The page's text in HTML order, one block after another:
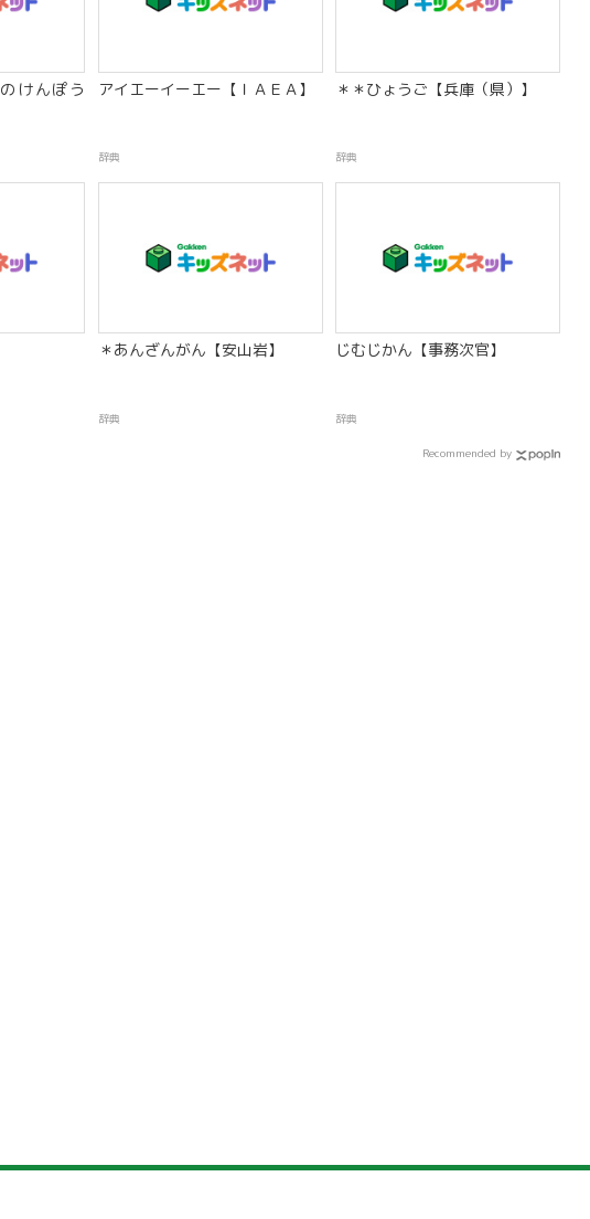
けんぽう
アイエーイーエー【ＩＡＥＡ】
辞典
＊＊ひょうご【兵庫（県）】
辞典
＊あんざんがん【安山岩】
辞典
じむじかん【事務次官】
辞典
Recommended by